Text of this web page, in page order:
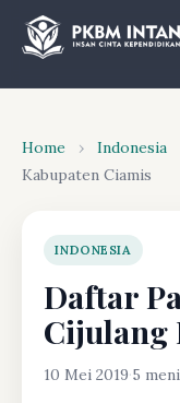
Home › Indonesia
Kabupaten Ciamis
INDONESIA
Daftar
Cijulang
10 Mei 2019·5